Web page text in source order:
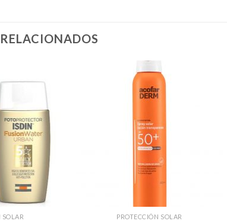
Añadir
a la
lista de
deseos
SOLAR PROTECCIÓN SOLAR